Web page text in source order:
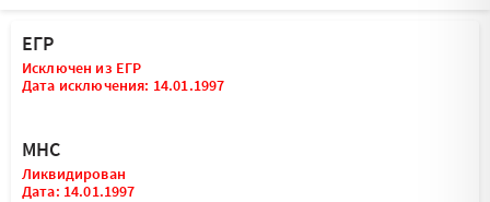
Мальта
ЕГР
Исключен из ЕГР
Дата исключения: 14.01.1997
МНС
Ликвидирован
Дата: 14.01.1997